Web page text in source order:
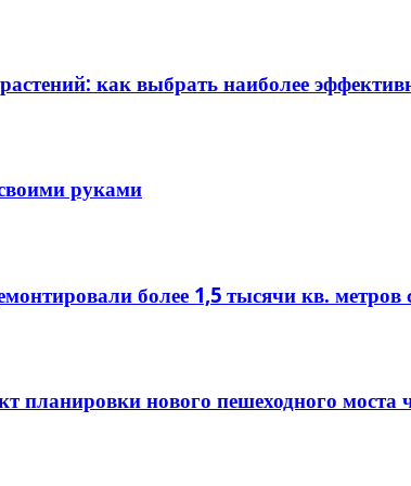
как выбрать наиболее
руками
более 1,5 тысячи кв.
планировки нового пешеходного моста